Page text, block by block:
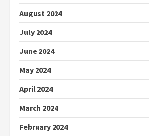
August 2024
July 2024
June 2024
May 2024
April 2024
March 2024
February 2024